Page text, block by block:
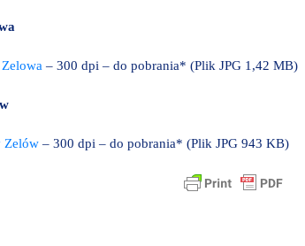
– 300 dpi – do pobrania* (Plik JPG 1,42 MB)
Zelów – 300 dpi – do pobrania* (Plik JPG 943 KB)